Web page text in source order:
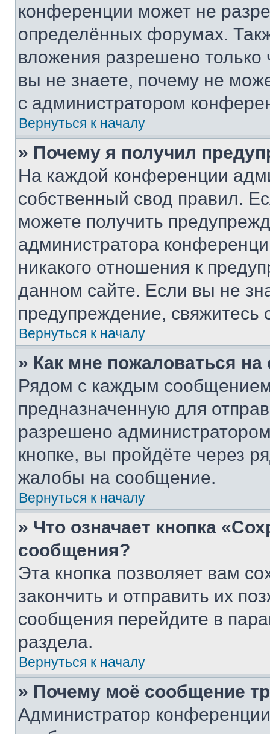
конференции может не
определённых форумах.
вложения разрешено
вы не знаете, почему не
с администратором
Вернуться к началу
» Почему я получил
На каждой конференции
собственный свод правил.
можете получить
администратора
никакого отношения к
данном сайте. Если вы не
предупреждение,
Вернуться к началу
» Как мне пожаловаться
Рядом с каждым сообщением
предназначенную для
разрешено
кнопке, вы пройдёте через
жалобы на сообщение.
Вернуться к началу
» Что означает кнопка
сообщения?
Эта кнопка позволяет вам
закончить и отправить их
сообщения перейдите в
раздела.
Вернуться к началу
» Почему моё сообщение
Администратор